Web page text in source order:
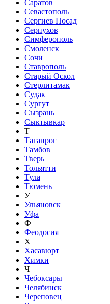
Саратов
Севастополь
Сергиев Посад
Серпухов
Симферополь
Смоленск
Сочи
Ставрополь
Старый Оскол
Стерлитамак
Судак
Сургут
Сызрань
Сыктывкар
Т
Таганрог
Тамбов
Тверь
Тольятти
Тула
Тюмень
У
Ульяновск
Уфа
Ф
Феодосия
Х
Хасавюрт
Химки
Ч
Чебоксары
Челябинск
Череповец